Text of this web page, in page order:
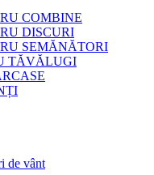
COMBINE
DISCURI
SEMĂNĂTORI
TĂVĂLUGI
de vânt